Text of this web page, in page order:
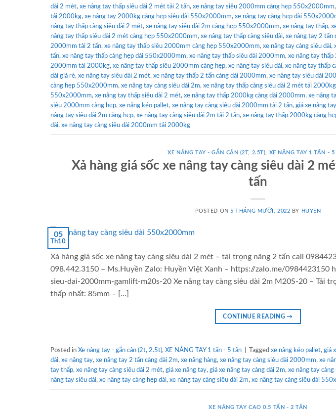
dài 2 mét, xe nâng tay thấp siêu dài 2 mét tải 2 tấn, xe nâng tay siêu 2000mm càng hẹp 550x2000mm,
tải 2000kg, xe nâng tay 2000kg càng hẹp siêu dài 550x2000mm, xe nâng tay càng hẹp dài
nâng tay thấp càng siêu dài 2 mét, xe nâng tay siêu dài 2m càng hẹp 550x2000mm, xe nâng tay thấp,
nâng tay thấp siêu dài 2 mét càng hẹp 550x2000mm, xe nâng tay thấp càng siêu dài, xe nâng tay 2 tấn
2000mm tải 2 tấn, xe nâng tay thấp siêu 2000mm càng hẹp 550x2000mm, xe nâng tay càng siêu dài,
tấn, xe nâng tay thấp càng hẹp dài 550x2000mm, xe nâng tay thấp siêu dài 2000mm, xe nâng tay thấp
2000mm tải 2000kg, xe nâng tay thấp siêu 2000mm càng hẹp, xe nâng tay siêu dài, xe nâng tay thấp
dài giá rẻ, xe nâng tay siêu dài 2 mét, xe nâng tay thấp 2 tấn càng dài 2000mm, xe nâng tay siêu dài
càng hẹp 550x2000mm, xe nâng tay càng siêu dài 2m, xe nâng tay thấp càng siêu dài 2 mét tải 2000kg
550x2000mm, xe nâng tay thấp siêu dài 2 mét, xe nâng tay thấp 2000kg càng dài 2000mm, xe nâng
siêu 2000mm càng hẹp, xe nâng kéo pallet, xe nâng tay càng siêu dài 2000mm tải 2 tấn, giá xe nâng
nâng tay siêu dài 2m càng hẹp, xe nâng tay càng siêu dài 2m tải 2 tấn, xe nâng tay thấp 2000kg càng
dài, xe nâng tay càng siêu dài 2000mm tải 2000kg
XE NÂNG TAY - GẮN CÂN (2T, 2.5T) XE NÂNG TAY 1 TẤN - 5
Xả hàng giá sốc xe nâng tay càng siêu dài 2
tấn
POSTED ON 5 THÁNG MƯỜI, 2022 BY HUYEN
05
Th10
Xả hàng giá sốc xe nâng tay càng siêu dài 2 mét – tải trọng nâng 2 tấn call
098.442.3150 – Ms.Huyền Zalo: Huyền Việt Xanh – https://zalo.me/0984423150
sieu-dai-2000mm-gamlift-m20s-20 Xe nâng tay càng siêu dài 2m M20S-20 – Tải
thấp nhất: 85mm – […]
CONTINUE READING→
Posted in Xe nâng tay - gắn cân (2t, 2.5t), XE NÂNG TAY 1 tấn - 5 tấn Tagged xe nâng kéo pallet, giá
dài, xe nâng tay, xe nâng tay 2 tấn càng dài 2m, xe nâng hàng, xe nâng tay càng siêu dài 2000mm, xe
tay thấp, xe nâng tay càng siêu dài 2 mét, giá xe nâng tay, giá xe nâng tay càng dài 2m, xe nâng tay càng
nâng tay siêu dài, xe nâng tay càng hẹp dài, xe nâng tay càng siêu dài 2m, xe nâng tay càng siêu dài
XE NÂNG TAY CAO 0.5 TẤN - 2 TẤN